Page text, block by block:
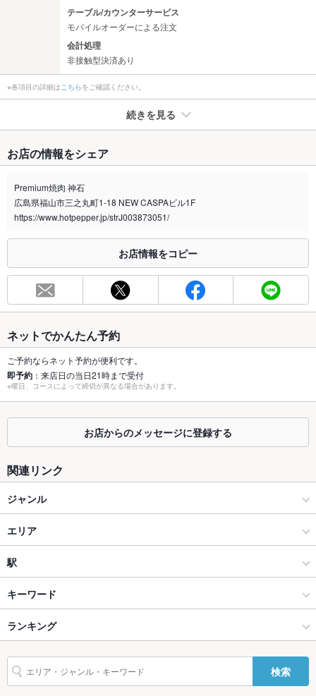
テーブル/カウンターサービス
モバイルオーダーによる注文
会計処理
非接触型決済あり
※各項目の詳細は こちらをご確認ください。
続きを見る
禁煙・喫煙 全席禁煙
喫煙専用室 なし
※2020年4月1日～受動喫煙対策に関する法律が施行されています。正しい情報はお店へお問い
総席数 24席
最大宴会収
30人(20名様から貸切利用可能)
個室 なし
座敷 なし
掘りごたつ なし
ソファー
テラス席
設備
Wi-Fi
バリアフリ
ー
駐車場 なし
英語メニュ
あり
お店の情報をシェア
Premium焼肉 神石
広島県福山市三之丸町1-18 NEW CASPAビル1F
https://www.hotpepper.jp/strJ003873051/
お店情報をコピー
ネットでかんたん予約
ご予約ならネット予約が便利です。
即予約 ：来店日の当日21時まで受付
※曜日、コースによって締切が異なる場合があります。
お店からのメッセージに登録する
関連リンク
ジャンル
焼肉・ホルモン
焼肉
福山 × 焼肉・ホルモン
福山 × 焼肉
福山駅 × 焼肉・ホルモン
福山駅 × 焼肉
エリア
福山駅
福山駅 × 焼肉・ホルモン
福山駅 × 焼肉
福山駅 × バー・カクテル
福山駅 × ダーツバー・スポーツバー
駅
福山駅
キーワード
炉ばた焼き・炙り焼き
杏仁豆腐 ビビンバ 石焼きビビンバ ねぎ焼き
ランキング
広島のグルメランキング
広島の焼肉・ホルモンランキング
検索